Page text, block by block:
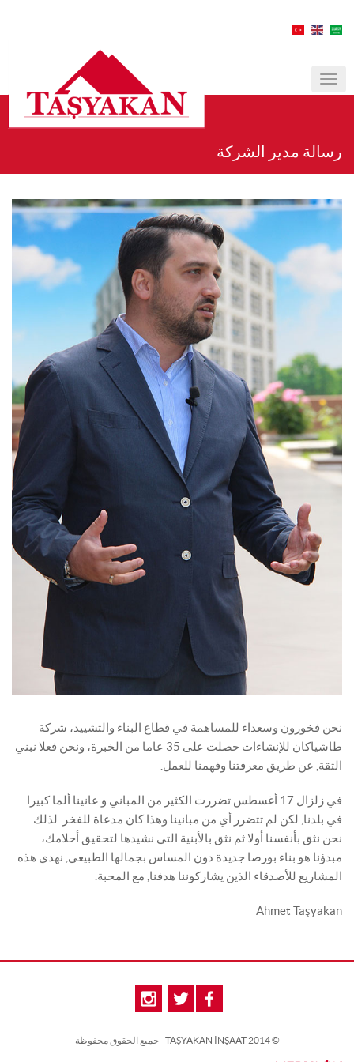
MENÜ
رسالة مدير الشركة
نحن فخورون وسعداء للمساهمة في قطاع البناء والتشييد، شركة
طاشياكان للإنشاءات حصلت على 35 عاما من الخبرة، ونحن فعلا نبني
الثقة, عن طريق معرفتنا وفهمنا للعمل.
في زلزال 17 أغسطس تضررت الكثير من المباني و عانينا ألما كبيرا
في بلدنا, لكن لم تتضرر أي من مبانينا وهذا كان مدعاة للفخر. لذلك
نحن نثق بأنفسنا أولا ثم نثق بالأبنية التي نشيدها لتحقيق أحلامك،
مبدؤنا هو بناء بورصا جديدة دون المساس بجمالها الطبيعي, نهدي هذه
المشاريع للأصدقاء الذين يشاركوننا هدفنا, مع المحبة.
Ahmet Taşyakan
© 2014 TAŞYAKAN İNŞAAT - جميع الحقوق محفوظة